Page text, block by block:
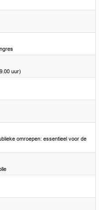
uur)
omroepen: essentieel voor de